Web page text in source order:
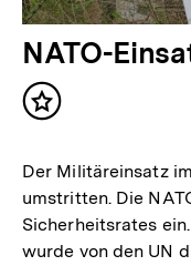
NATO-
Inhalt
Der Militäreinsatz
umstritten. Die
Sicherheitsrates
wurde von den UN